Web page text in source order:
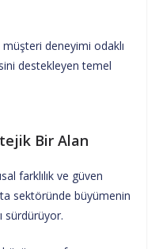
deneyimi odaklı
destekleyen temel
Bir Alan
farklılık ve güven
sektöründe büyümenin
sürdürüyor.